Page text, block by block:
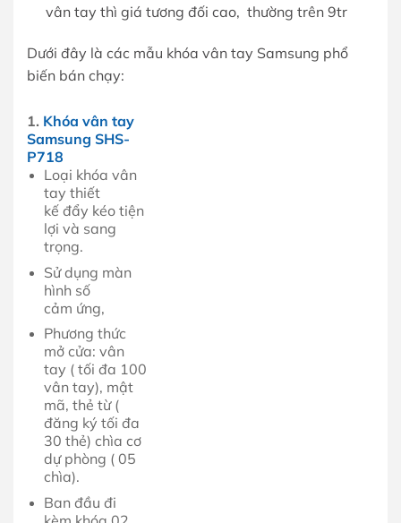
vân tay thì giá tương đối cao, thường trên 9tr
Dưới đây là các mẫu khóa vân tay Samsung phổ
biến bán chạy:
1. Khóa vân tay
Samsung SHS-
P718
Loại khóa vân
tay thiết
kế đẩy kéo tiện
lợi và sang
trọng.
Sử dụng màn
hình số
cảm ứng,
Phương thức
mở cửa: vân
tay ( tối đa 100
vân tay), mật
mã, thẻ từ (
đăng ký tối đa
30 thẻ) chìa cơ
dự phòng ( 05
chìa).
Ban đầu đi